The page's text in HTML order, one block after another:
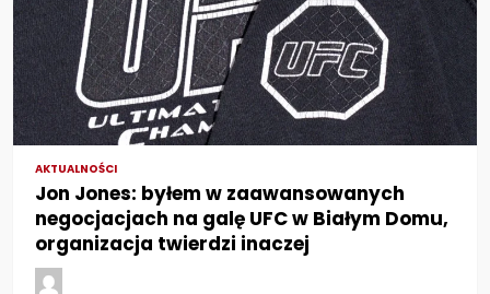
AKTUALNOŚCI
Jon Jones: byłem w zaawansowanych
negocjacjach na galę UFC w Białym Domu,
organizacja twierdzi inaczej